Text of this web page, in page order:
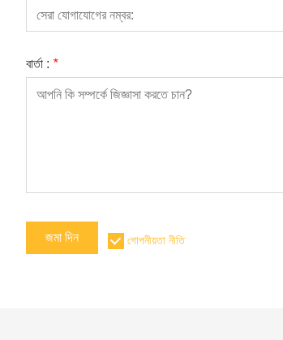
বার্তা : *
জমা দিন গোপনীয়তা নীতি